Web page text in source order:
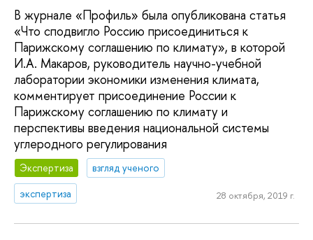
В журнале «Профиль» была опубликована статья
«Что сподвигло Россию присоединиться к
Парижскому соглашению по климату», в которой
И.А. Макаров, руководитель научно-учебной
лаборатории экономики изменения климата,
комментирует присоединение России к
Парижскому соглашению по климату и
перспективы введения национальной системы
углеродного регулирования
Экспертиза
взгляд ученого
экспертиза
28 октября, 2019 г.